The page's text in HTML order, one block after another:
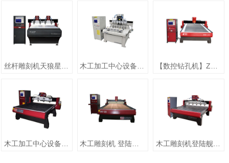
木工雕刻机登陆舰系列 ZMD-1618A